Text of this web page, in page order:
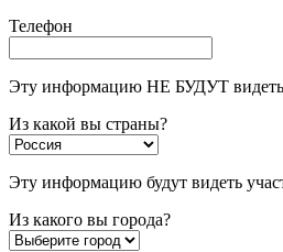
Телефон
Эту информацию НЕ БУДУТ видеть
Из какой вы страны?
Эту информацию будут видеть
Из какого вы города?